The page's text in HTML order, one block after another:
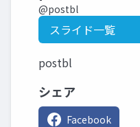
@postbl
スライド一覧
postbl
シェア
Facebook